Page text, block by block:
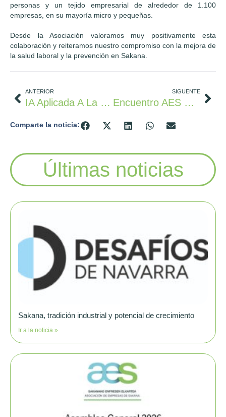
personas y un tejido empresarial de alrededor de 1.100
empresas, en su mayoría micro y pequeñas.
Desde la Asociación valoramos muy positivamente esta
colaboración y reiteramos nuestro compromiso con la mejora de
la salud laboral y la prevención en Sakana.
ANTERIOR
IA Aplicada A La Gestión De Personas
SIGUENTE
Encuentro AES Y CEIN (Tejer Redes. Compartir Conocimiento. Crecer Juntos.)
Comparte la noticia:
Últimas noticias
Sakana, tradición industrial y potencial de crecimiento
Ir a la noticia »